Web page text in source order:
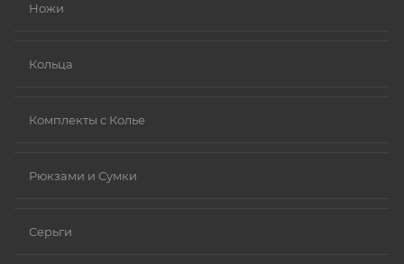
Ножи
Кольца
Комплекты с Колье
Рюкзами и Сумки
Серьги